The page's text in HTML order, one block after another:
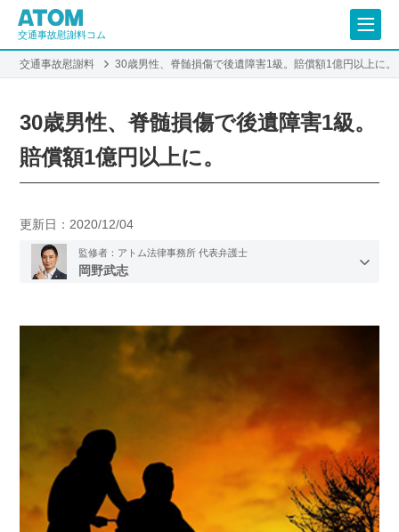
交通事故慰謝料コム
交通事故慰謝料 30歳男性、脊髄損傷で後遺障害1級。賠償額1億円以上に。
30歳男性、脊髄損傷で後遺障害1級。
賠償額1億円以上に。
更新日： 2020/12/04
監修者：アトム法律事務所 代表弁護士
岡野武志